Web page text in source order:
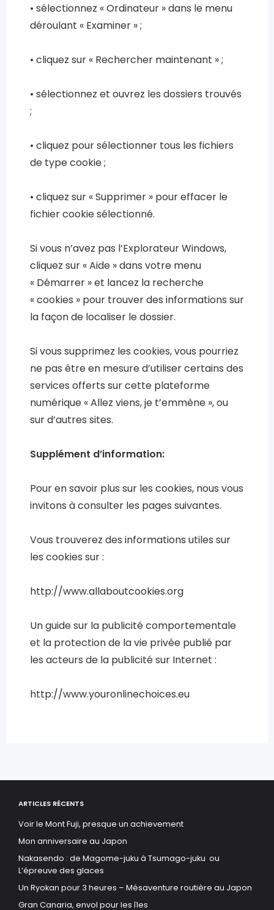
• sélectionnez « Ordinateur » dans le menu
déroulant « Examiner » ;
• cliquez sur « Rechercher maintenant » ;
• sélectionnez et ouvrez les dossiers trouvés
;
• cliquez pour sélectionner tous les fichiers
de type cookie ;
• cliquez sur « Supprimer » pour effacer le
fichier cookie sélectionné.
Si vous n’avez pas l’Explorateur Windows,
cliquez sur « Aide » dans votre menu
« Démarrer » et lancez la recherche
« cookies » pour trouver des informations sur
la façon de localiser le dossier.
Si vous supprimez les cookies, vous pourriez
ne pas être en mesure d’utiliser certains des
services offerts sur cette plateforme
numérique « Allez viens, je t’emmène », ou
sur d’autres sites.
Supplément d’information:
Pour en savoir plus sur les cookies, nous vous
invitons à consulter les pages suivantes.
Vous trouverez des informations utiles sur
les cookies sur :
http://www.allaboutcookies.org
Un guide sur la publicité comportementale
et la protection de la vie privée publié par
les acteurs de la publicité sur Internet :
http://www.youronlinechoices.eu
ARTICLES RÉCENTS
Voir le Mont Fuji, presque un achievement
Mon anniversaire au Japon
Nakasendo : de Magome-juku à Tsumago-juku ou
L’épreuve des glaces
Un Ryokan pour 3 heures – Mésaventure routière au Japon
Gran Canaria, envol pour les îles